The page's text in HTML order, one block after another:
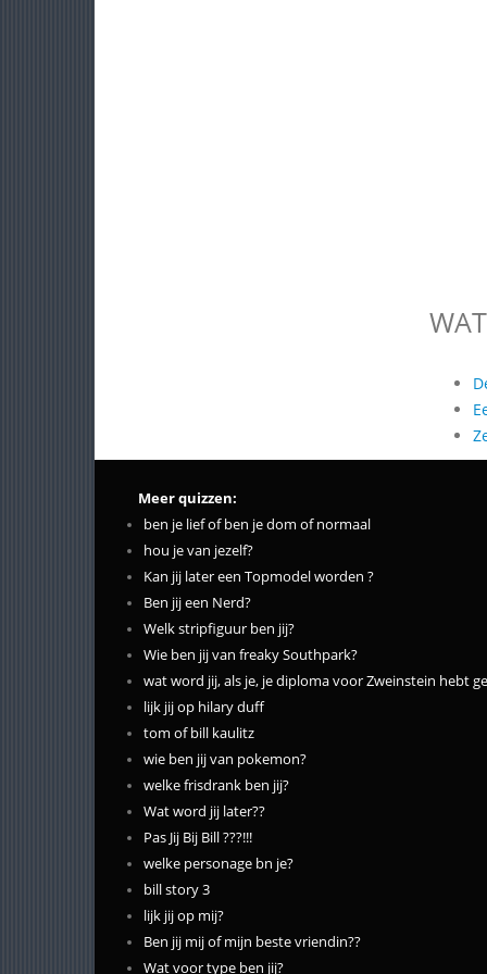
Meer quizzen:
ben je lief of ben je dom of normaal
hou je van jezelf?
Kan jij later een Topmodel worden ?
Ben jij een Nerd?
Welk stripfiguur ben jij?
Wie ben jij van freaky Southpark?
wat word jij, als je, je diploma voor Zweinstein hebt
lijk jij op hilary duff
tom of bill kaulitz
wie ben jij van pokemon?
welke frisdrank ben jij?
Wat word jij later??
Pas Jij Bij Bill ???!!!
welke personage bn je?
bill story 3
lijk jij op mij?
Ben jij mij of mijn beste vriendin??
Wat voor type ben jij?